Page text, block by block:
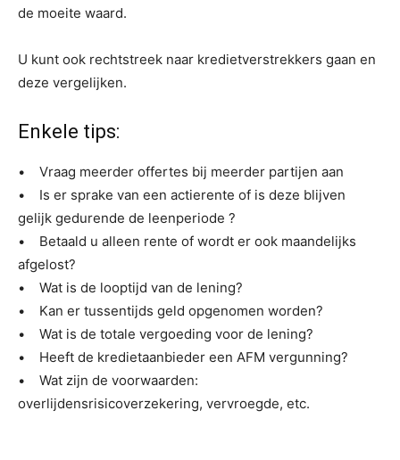
de moeite waard.
U kunt ook rechtstreek naar kredietverstrekkers gaan en
deze vergelijken.
Enkele tips:
• Vraag meerder offertes bij meerder partijen aan
• Is er sprake van een actierente of is deze blijven
gelijk gedurende de leenperiode ?
• Betaald u alleen rente of wordt er ook maandelijks
afgelost?
• Wat is de looptijd van de lening?
• Kan er tussentijds geld opgenomen worden?
• Wat is de totale vergoeding voor de lening?
• Heeft de kredietaanbieder een AFM vergunning?
• Wat zijn de voorwaarden:
overlijdensrisicoverzekering, vervroegde, etc.